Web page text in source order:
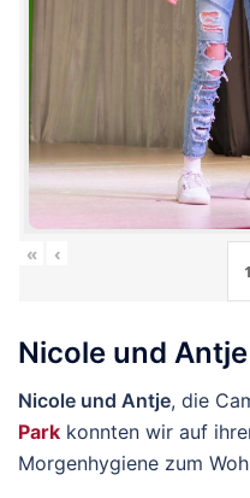
« ‹
Nicole und Antje
Nicole und Antje, die
Park konnten wir auf
Morgenhygiene zum